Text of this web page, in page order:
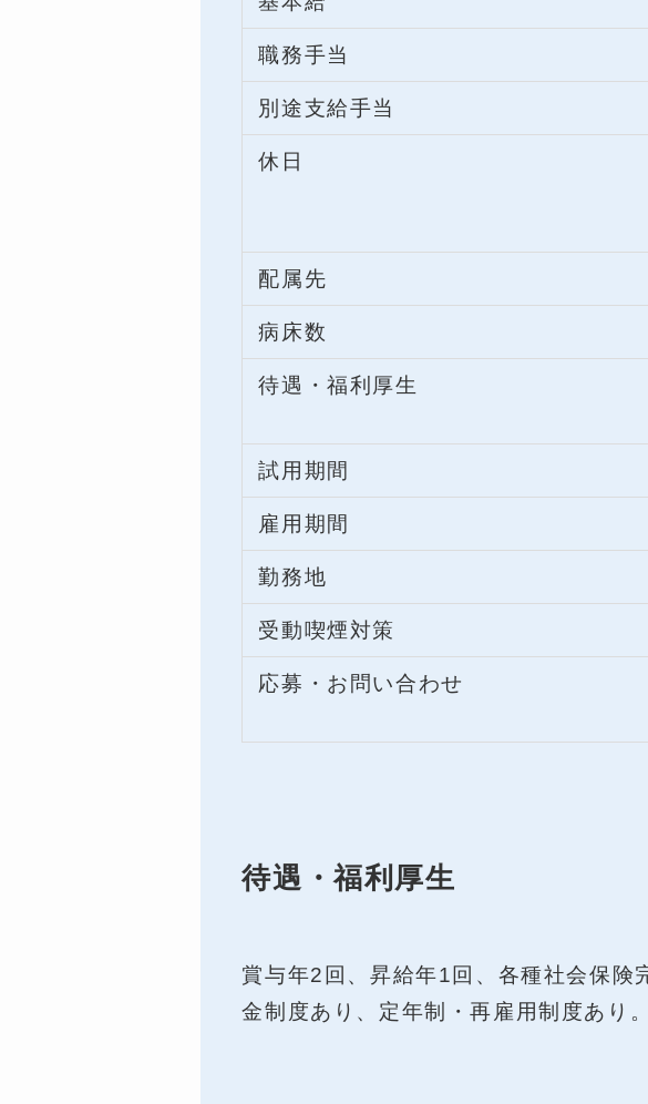
職務手当
別途支給手当
休日
配属先
病床数
待遇・福利厚生
試用期間
雇用期間
勤務地
受動喫煙対策
応募・お問い合わせ
待遇・福利厚生
賞与年2回、昇給年1回、各種社会保険
金制度あり、定年制・再雇用制度あり。